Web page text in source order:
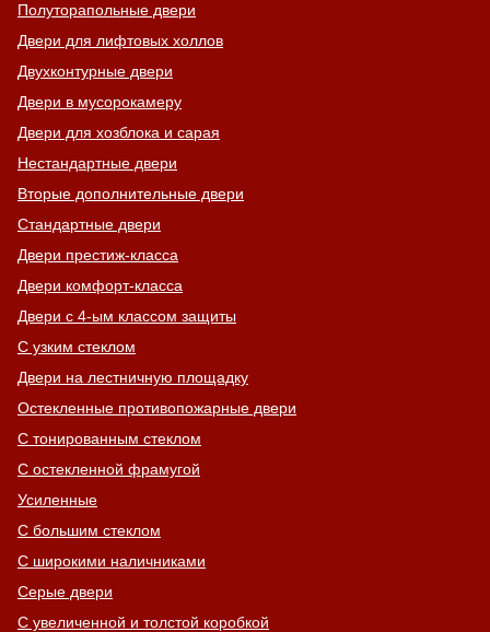
Хочу такую
Полуторапольные двери
Двери для лифтовых холлов
Двухконтурные двери
Двери в мусорокамеру
Двери для хозблока и сарая
Нестандартные двери
Вторые дополнительные двери
Стандартные двери
Двери престиж-класса
Двери комфорт-класса
Двери с 4-ым классом защиты
С узким стеклом
Двери на лестничную площадку
Остекленные противопожарные двери
С тонированным стеклом
С остекленной фрамугой
Усиленные
С большим стеклом
С широкими наличниками
Серые двери
С увеличенной и толстой коробкой